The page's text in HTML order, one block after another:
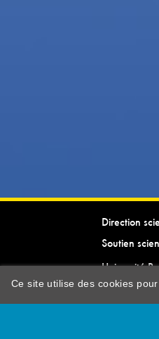
Direction
Soutien
Université
Ce site utilise des cookies